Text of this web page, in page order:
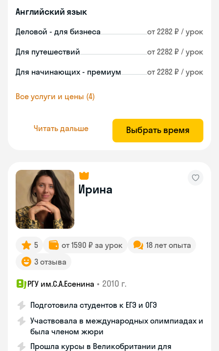
Английский язык
Деловой - для бизнеса от 2282 ₽ / урок
Для путешествий от 2282 ₽ / урок
Для начинающих - премиум от 2282 ₽ / урок
Все услуги и цены (4)
Читать дальше Выбрать время
Ирина
5 от 1590 ₽ за урок
18 лет опыта
3 отзыва
РГУ им.С.А.Есенина • 2010 г.
Подготовила студентов к ЕГЭ и ОГЭ
Участвовала в международных олимпиадах и
была членом жюри
Прошла курсы в Великобритании для